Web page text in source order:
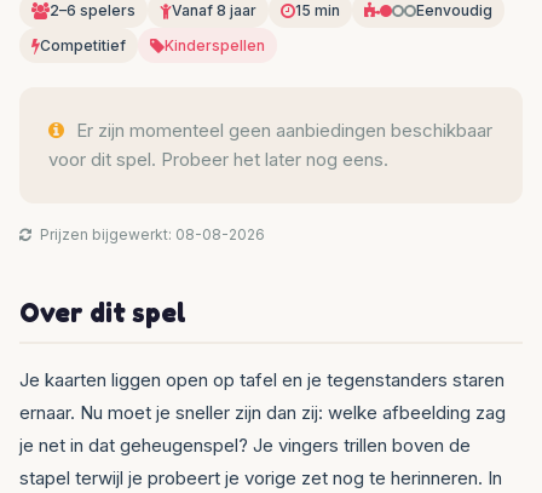
2–6 spelers Vanaf 8 jaar 15 min
Eenvoudig
Competitief
Kinderspellen
Er zijn momenteel geen aanbiedingen beschikbaar
voor dit spel. Probeer het later nog eens.
Prijzen bijgewerkt: 08-08-2026
Over dit spel
Je kaarten liggen open op tafel en je tegenstanders staren
ernaar. Nu moet je sneller zijn dan zij: welke afbeelding zag
je net in dat geheugenspel? Je vingers trillen boven de
stapel terwijl je probeert je vorige zet nog te herinneren. In